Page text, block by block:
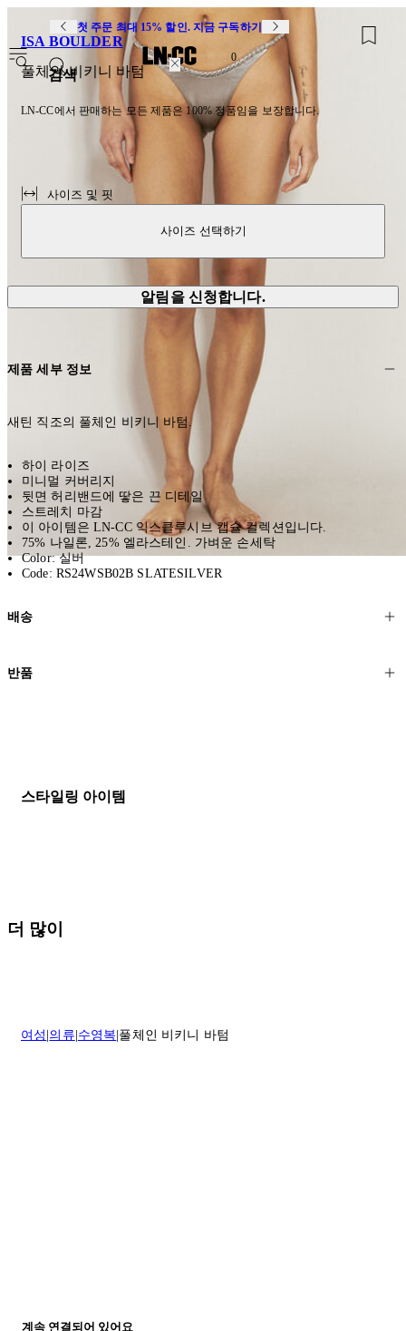
첫 주문 최대 15% 할인. 지금 구독하기
검색
0
ISA BOULDER
풀체인 비키니 바텀
LN-CC에서 판매하는 모든 제품은 100% 정품임을 보장합니다.
사이즈 및 핏
사이즈 선택하기
알림을 신청합니다.
제품 세부 정보
새틴 직조의 풀체인 비키니 바텀.
하이 라이즈
미니멀 커버리지
뒷면 허리밴드에 땋은 끈 디테일
스트레치 마감
이 아이템은 LN-CC 익스클루시브 캡슐 컬렉션입니다.
75% 나일론, 25% 엘라스테인. 가벼운 손세탁
Color: 실버
Code: RS24WSB02B SLATESILVER
배송
고객님의 위치에 따라 일반 배송과 익스프레스 배송을 제공합니다.
세일 기간에는 배송이 다소 지연될 수 있습니다. 궁금하신 점이 있거
나 도움이 필요하신 경우 고객센터로 문의해 주세요.
반품
스타일링 아이템
더 많이
여성 의류 수영복 풀체인 비키니 바텀
계속 연결되어 있어요